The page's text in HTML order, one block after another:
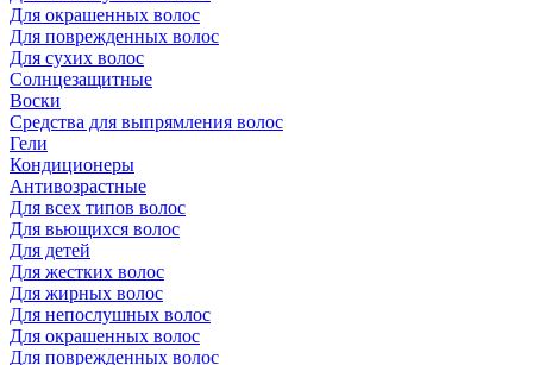
Для окрашенных волос
Для поврежденных волос
Для сухих волос
Солнцезащитные
Воски
Средства для выпрямления волос
Гели
Кондиционеры
Антивозрастные
Для всех типов волос
Для вьющихся волос
Для детей
Для жестких волос
Для жирных волос
Для непослушных волос
Для окрашенных волос
Для поврежденных волос